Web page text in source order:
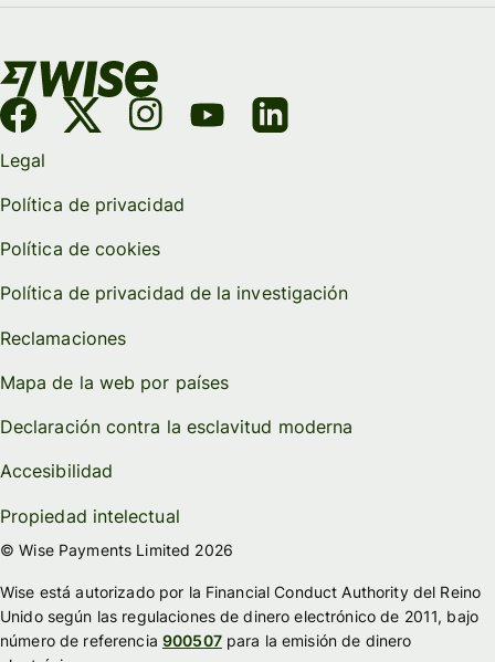
Legal
Política de privacidad
Política de cookies
Política de privacidad de la investigación
Reclamaciones
Mapa de la web por países
Declaración contra la esclavitud moderna
Accesibilidad
Propiedad intelectual
© Wise Payments Limited 2026
Wise está autorizado por la Financial Conduct Authority del Reino
Unido según las regulaciones de dinero electrónico de 2011, bajo
número de referencia 900507para la emisión de dinero